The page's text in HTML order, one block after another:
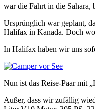
war die Fahrt in die Sahara,
Ursprünglich war geplant,
Halifax in Kanada. Doch
In Halifax haben wir uns
Nun ist das Reise-Paar mit
Außer, dass wir zufällig